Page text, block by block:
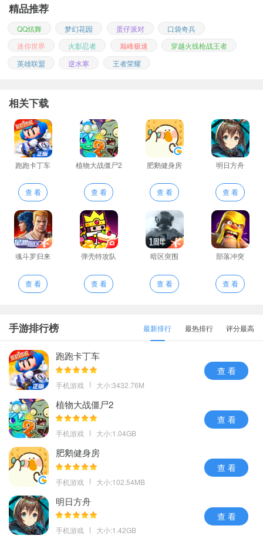
精品推荐
QQ炫舞 梦幻花园 蛋仔派对
口袋奇兵
迷你世界
火影忍者 巅峰极速
穿越火线枪战王者
英雄联盟
逆水寒 王者荣耀
相关下载
跑跑卡丁车
查 看
植物大战僵尸2
查 看
肥鹅健身房
查 看
明日方舟
查 看
魂斗罗归来
查 看
弹壳特攻队
查 看
暗区突围
查 看
部落冲突
查 看
手游排行榜 最新排行 最热排行 评分最高
跑跑卡丁车
手机游戏 大小:3432.76M
查 看
植物大战僵尸2
手机游戏 大小:1.04GB
查 看
肥鹅健身房
手机游戏 大小:102.54MB
查 看
明日方舟
手机游戏 大小:1.42GB
查 看